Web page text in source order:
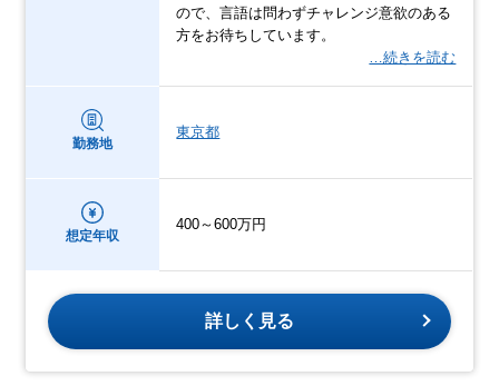
ので、言語は問わずチャレンジ意欲のある
方をお待ちしています。
…続きを読む
勤務地
東京都
想定年収
400～600万円
詳しく見る